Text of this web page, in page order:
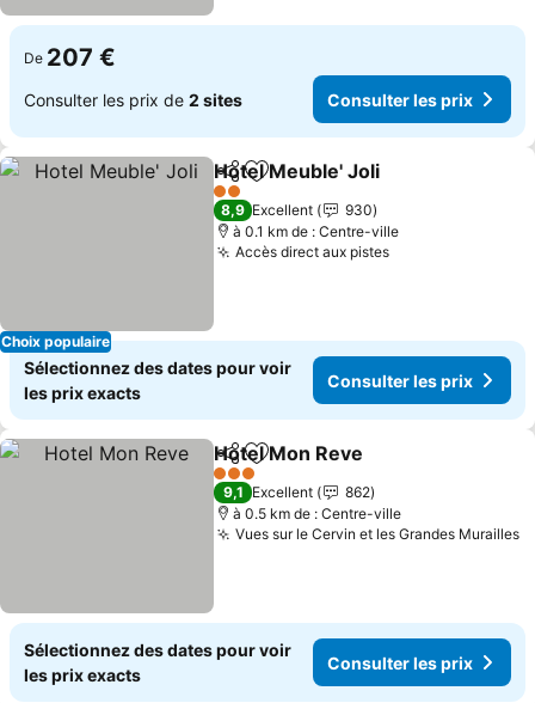
De 207 €
Consulter les prix de 2 sites Consulter les prix
Choix populaire
PartagerAjouter à mes favoris
Hotel Meuble' Joli
2 Étoiles
8,9 Excellent
930
à 0.1 km de : Centre-ville
Accès direct aux pistes
Sélectionnez des dates pour voir
les prix exacts
Consulter les prix
PartagerAjouter à mes favoris
Hotel Mon Reve
3 Étoiles
9,1 Excellent
862
à 0.5 km de : Centre-ville
Vues sur le Cervin et les Grandes Murailles
Sélectionnez des dates pour voir
les prix exacts
Consulter les prix